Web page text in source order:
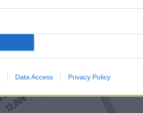
Data Access Privacy Policy